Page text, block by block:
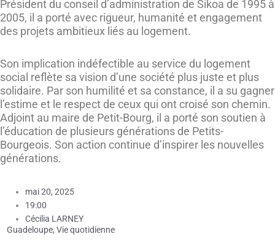
Président du conseil d’administration de Sikoa de 1995 à
2005, il a porté avec rigueur, humanité et engagement
des projets ambitieux liés au logement.
Son implication indéfectible au service du logement
social reflète sa vision d’une société plus juste et plus
solidaire. Par son humilité et sa constance, il a su gagner
l’estime et le respect de ceux qui ont croisé son chemin.
Adjoint au maire de Petit-Bourg, il a porté son soutien à
l’éducation de plusieurs générations de Petits-
Bourgeois. Son action continue d’inspirer les nouvelles
générations.
mai 20, 2025
19:00
Cécilia LARNEY
Guadeloupe, Vie quotidienne